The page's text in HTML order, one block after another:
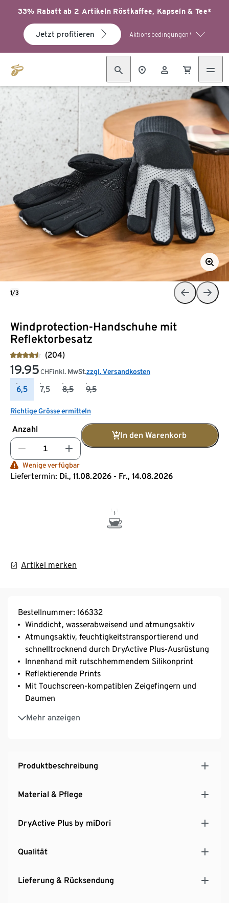
33% Rabatt ab 2 Artikeln Röstkaffee, Kapseln & Tee*
Jetzt profitieren Aktionsbedingungen*
Windprotection-Handschuhe mit
Reflektorbesatz
(204)
19.95 CHFinkl. MwSt.zzgl. Versandkosten
6,5 7,5 8,5 9,5
Richtige Grösse ermitteln
Anzahl
In den Warenkorb
Wenige verfügbar
Liefertermin: Di., 11.08.2026 - Fr., 14.08.2026
Artikel merken
1/3
Bestellnummer: 166332
Winddicht, wasserabweisend und atmungsaktiv
Atmungsaktiv, feuchtigkeitstransportierend und
schnelltrocknend durch DryActive Plus-Ausrüstung
Innenhand mit rutschhemmendem Silikonprint
Reflektierende Prints
Mit Touchscreen-kompatiblen Zeigefingern und
Daumen
Mehr anzeigen
Elastischer Bund mit weicher Bio-Baumwolle
Produktbeschreibung
Material & Pflege
DryActive Plus by miDori
Qualität
Lieferung & Rücksendung